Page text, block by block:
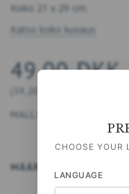
Koko 21 x 29 cm.
Katso koko kuvaus
49,00 DKK
MALLI:
MÄÄRÄ
CHOOSE YOUR
LANGUAGE